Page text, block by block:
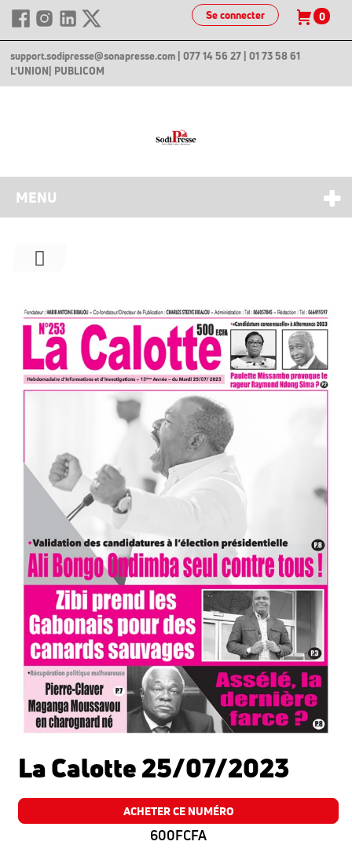
Se connecter 0
support.sodipresse@sonapresse.com | 077 14 56 27 | 01 73 58 61
L'UNION | PUBLICOM
MENU
La Calotte 25/07/2023
ACHETER CE NUMÉRO
600FCFA